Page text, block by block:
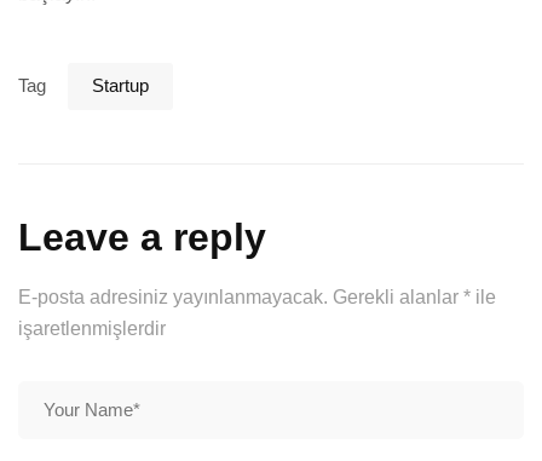
Tag Startup
Leave a reply
E-posta adresiniz yayınlanmayacak. Gerekli alanlar * ile
işaretlenmişlerdir